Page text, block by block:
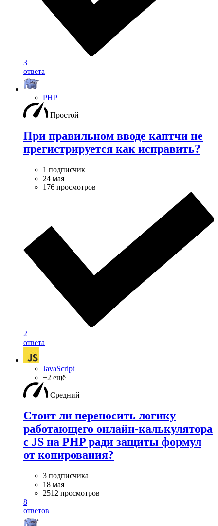
3
ответа
PHP
Простой
При правильном вводе каптчи не
прегистрируется как исправить?
1 подписчик
24 мая
176 просмотров
2
ответа
JavaScript
+2 ещё
Средний
Стоит ли переносить логику
работающего онлайн-калькулятора
с JS на PHP ради защиты формул
от копирования?
3 подписчика
18 мая
2512 просмотров
8
ответов